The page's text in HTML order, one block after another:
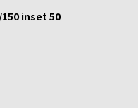
150 inset 50